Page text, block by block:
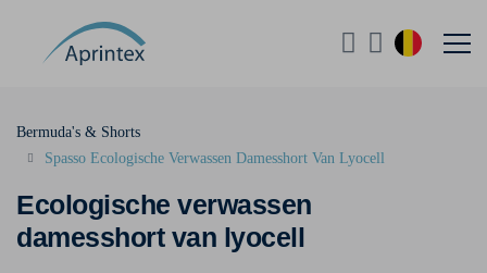
Ecologische verwassen
damesshort van lyocell
Bermuda's & Shorts
Spasso Ecologische Verwassen Damesshort Van Lyocell